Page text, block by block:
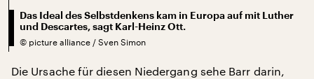
Das Ideal des Selbstdenkens kam in Europa auf mit Luther
und Descartes, sagt Karl-Heinz Ott.
© picture alliance / Sven Simon
Die Ursache für diesen Niedergang sehe Barr darin,